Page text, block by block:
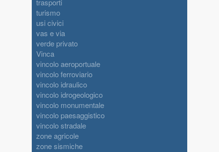
trasporti
turismo
usi civici
vas e via
verde privato
Vinca
vincolo aeroportuale
vincolo ferroviario
vincolo idraulico
vincolo idrogeologico
vincolo monumentale
vincolo paesaggistico
vincolo stradale
zone agricole
zone sismiche